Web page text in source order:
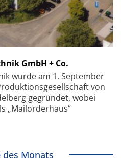
GmbH + Co.
wurde am 1. September
von
gegründet, wobei
„Mailorderhaus“
Monats